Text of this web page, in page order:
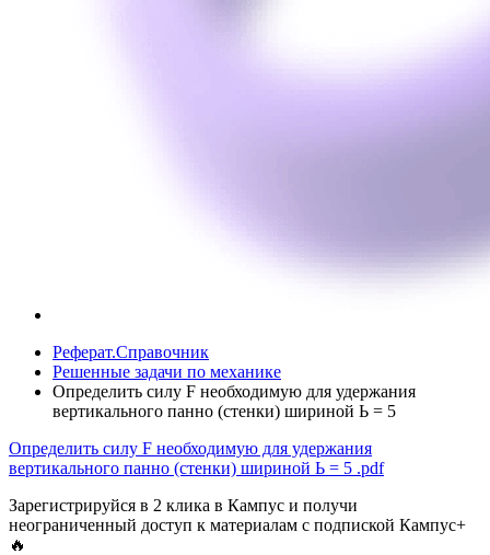
Реферат.Справочник
Решенные задачи по механике
Определить силу F необходимую для удержания
вертикального панно (стенки) шириной Ь = 5
Определить силу F необходимую для удержания
вертикального панно (стенки) шириной Ь = 5 .pdf
Зарегистрируйся в 2 клика в Кампус и получи
неограниченный доступ к материалам с подпиской Кампус+
🔥